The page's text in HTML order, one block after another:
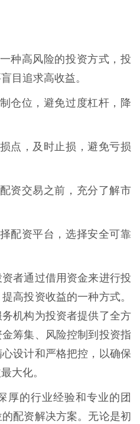
种高风险的投资方式，投
目追求高收益。
仓位，避免过度杠杆，降
点，及时止损，避免亏损
资交易之前，充分了解市
配资平台，选择安全可靠
者通过借用资金来进行投
高投资收益的一种方式。
机构为投资者提供了全方
筹集、风险控制到投资指
设计和严格把控，以确保
大化。
厚的行业经验和专业的团
配资解决方案。无论是初